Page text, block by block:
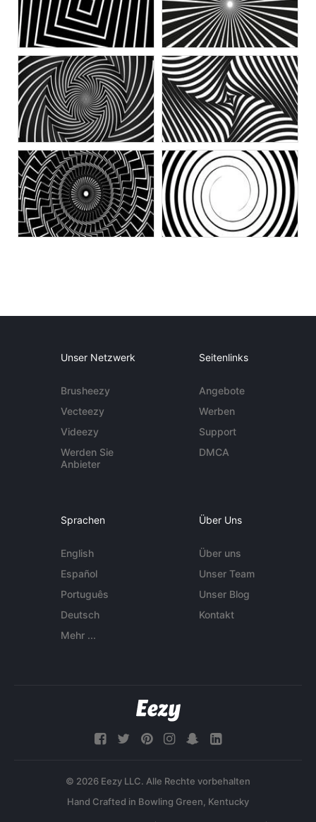
Unser Netzwerk
Brusheezy
Vecteezy
Videezy
Werden Sie
Anbieter
Seitenlinks
Angebote
Werben
Support
DMCA
Sprachen
English
Español
Português
Deutsch
Mehr ...
Über Uns
Über uns
Unser Team
Unser Blog
Kontakt
© 2026 Eezy LLC. Alle Rechte vorbehalten